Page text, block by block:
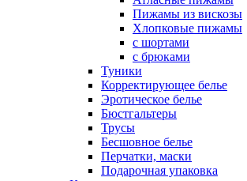
Пижамы из вискозы
Хлопковые пижамы
с шортами
с брюками
Туники
Корректирующее белье
Эротическое белье
Бюстгальтеры
Трусы
Бесшовное белье
Перчатки, маски
Подарочная упаковка